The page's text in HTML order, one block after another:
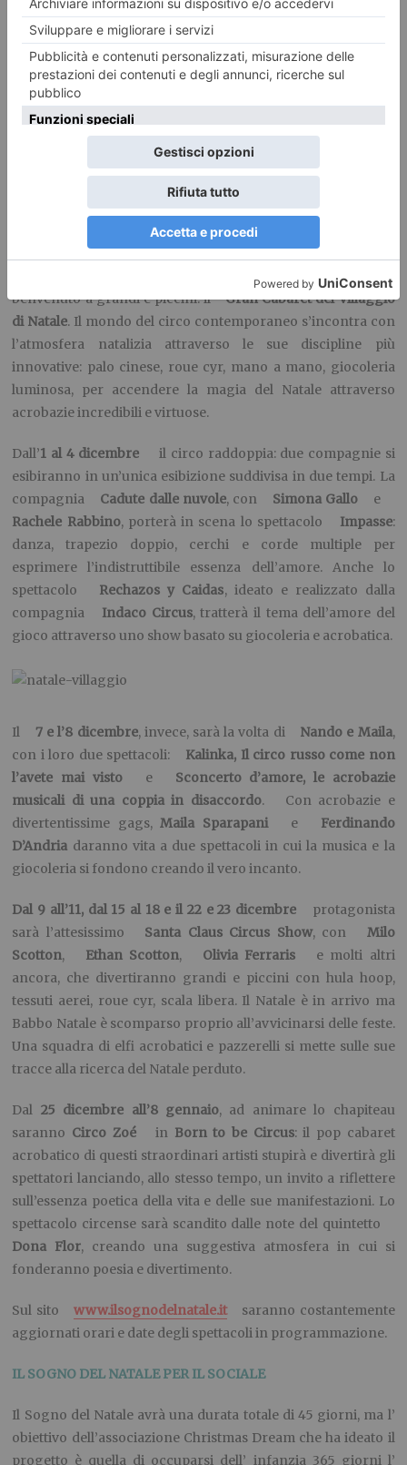
Torino, con la collaborazione dell’artistaRichi Ferrero. La
direzione di produzione è affidata aRoberto Sabbi,Paolo
Quirico e Silvio Mossetto.
La realizzazione del Sogno del Natale è resa possibile grazie
all’aiuto ed al contributo di: DeAkids, Coop/Fiorfood,
Sikkens, Sublime, ITAS Assicurazioni ed ha il Patrocinio della
Città di Torino.
SPETTACOLI SOTTO LO CHAPITEAU
26 e 27 NovembreChristmas Dream inaugura il
programma degli spettacoli con un primo evento che darà il
benvenuto a grandi e piccini: ilGran Cabaret del Villaggio
di Natale. Il mondo del circo contemporaneo s’incontra con
l’atmosfera natalizia attraverso le sue discipline più
innovative: palo cinese, roue cyr, mano a mano, giocoleria
luminosa, per accendere la magia del Natale attraverso
acrobazie incredibili e virtuose.
Dall’1 al 4 dicembreil circo raddoppia: due compagnie si
esibiranno in un’unica esibizione suddivisa in due tempi. La
compagnia Cadute dalle nuvole, con Simona Gallo e
Rachele Rabbino, porterà in scena lo spettacolo Impasse:
danza, trapezio doppio, cerchi e corde multiple per
esprimere l’indistruttibile essenza dell’amore. Anche lo
spettacolo Rechazos y Caidas, ideato e realizzato dalla
compagnia Indaco Circus, tratterà il tema dell’amore del
gioco attraverso uno show basato su giocoleria e acrobatica.
Il 7 e l’8 dicembre, invece, sarà la volta di Nando e Maila,
con i loro due spettacoli: Kalinka, Il circo russo come non
l’avete mai vistoe Sconcerto d’amore, le acrobazie
musicali di una coppia in disaccordo. Con acrobazie e
divertentissime gags,Maila Sparapanie Ferdinando
D’Andria daranno vita a due spettacoli in cui la musica e la
giocoleria si fondono creando il vero incanto.
Dal 9 all’11, dal 15 al 18 e il 22 e 23 dicembre protagonista
sarà l’attesissimo Santa Claus Circus Show, con Milo
Scotton, Ethan Scotton, Olivia Ferraris e molti altri
ancora, che divertiranno grandi e piccini con hula hoop,
tessuti aerei, roue cyr, scala libera. Il Natale è in arrivo ma
Babbo Natale è scomparso proprio all’avvicinarsi delle feste.
Una squadra di elfi acrobatici e pazzerelli si mette sulle sue
tracce alla ricerca del Natale perduto.
Dal 25 dicembre all’8 gennaio, ad animare lo chapiteau
saranno Circo Zoéin Born to be Circus: il pop cabaret
acrobatico di questi straordinari artisti stupirà e divertirà gli
spettatori lanciando, allo stesso tempo, un invito a riflettere
sull’essenza poetica della vita e delle sue manifestazioni. Lo
spettacolo circense sarà scandito dalle note del quintetto
Dona Flor, creando una suggestiva atmosfera in cui si
fonderanno poesia e divertimento.
Sul sito www.ilsognodelnatale.itsaranno costantemente
aggiornati orari e date degli spettacoli in programmazione.
IL SOGNO DEL NATALE PER IL SOCIALE
Il Sogno del Natale avrà una durata totale di 45 giorni, ma l’
obiettivo dell’associazione Christmas Dream che ha ideato il
progetto è quella di occuparsi dell’ infanzia 365 giorni l’